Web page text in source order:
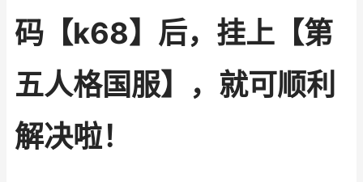
码【k68】后，挂上【第
五人格国服】，就可顺利
解决啦！